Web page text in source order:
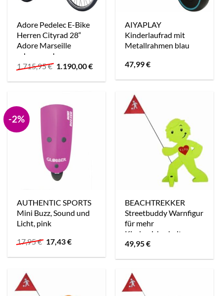
Adore Pedelec E-Bike
Herren Cityrad 28“
Adore Marseille
schwarz schwarz
1.715,95€ Ursprünglicher
war:
1.190,00€Aktueller
ist:
AIYAPLAY
Kinderlaufrad mit
Metallrahmen blau
47,99€
-2%
AUTHENTIC SPORTS
Mini Buzz, Sound und
Licht, pink
17,95€ Ursprünglicher
war:
17,43€Aktueller
ist:
BEACHTREKKER
Streetbuddy Warnfigur
für mehr
Kindersicherheit –
grün
49,95€